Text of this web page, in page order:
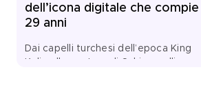
dell’icona digitale che compie
29 anni
Dai capelli turchesi dell’epoca King